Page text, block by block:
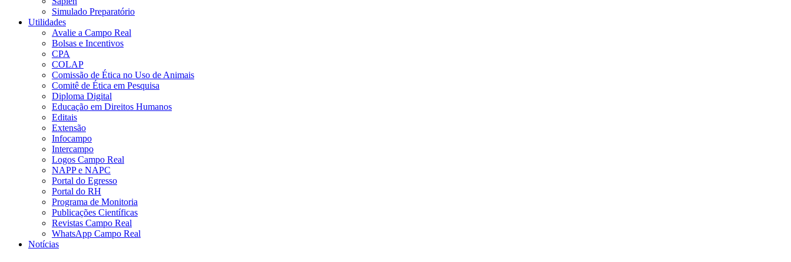
Simulado Preparatório
Utilidades
Avalie a Campo Real
Bolsas e Incentivos
CPA
COLAP
Comissão de Ética no Uso de Animais
Comitê de Ética em Pesquisa
Diploma Digital
Educação em Direitos Humanos
Editais
Extensão
Infocampo
Intercampo
Logos Campo Real
NAPP e NAPC
Portal do Egresso
Portal do RH
Programa de Monitoria
Publicações Científicas
Revistas Campo Real
WhatsApp Campo Real
Notícias